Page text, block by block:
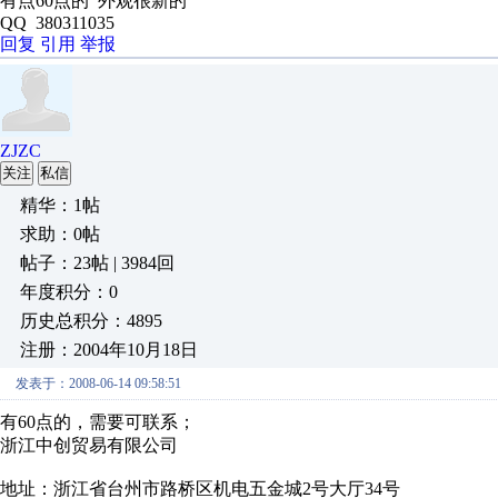
QQ 380311035
回复 引用 举报
ZJZC
关注 私信
精华：1帖
求助：0帖
帖子：23帖 | 3984回
年度积分：0
历史总积分：4895
注册：2004年10月18日
发表于：2008-06-14 09:58:51
有60点的，需要可联系；
浙江中创贸易有限公司
地址：浙江省台州市路桥区机电五金城2号大厅34号